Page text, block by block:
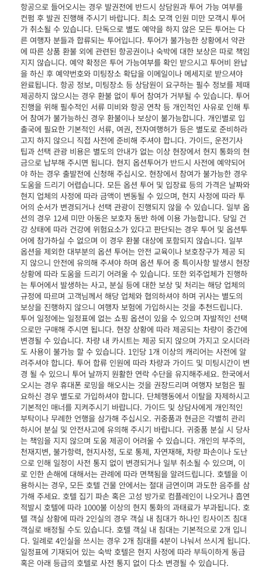
항공으로 들어오시는 경우 발권전에 반드시 상담원과 투어 가능 여부를
컨펌 후 발권 진행해 주시기 바랍니다. 최소 모객 인원 미만 모객시 투어
가 취소될 수 있습니다. 단독으로 별도 예약을 하지 않은 모든 투어는 다
른 여행자 분들과 합류되는 투어입니다. 투어가 불가능한 상황에서 약관
에 따른 상품 환불 외에 관련된 항공권이나 숙박에 대한 보상은 따로 책임
지지 않습니다. 예약 확정은 투어 가능여부를 확인 받으시고 투어비 완납
을 하신 후 예약번호와 미팅장소 확답을 이메일이나 메세지로 받으셔야
완료됩니다. 항공 정보, 미팅장소 등 상담원이 요구하는 필수 정보를 제때
제공하지 않으시는 경우 환불 없이 투어 참여가 거부될 수 있습니다. 투어
진행을 위해 필수적인 서류 미비와 항공 연착 등 개인적인 사유로 인해 투
어 참여가 불가능하신 경우 환불이나 보상이 불가능합니다. 개인별로 입
출국에 필요한 기본적인 서류, 여권, 전자여행허가 등은 별도로 준비하라
고지 하지 않으니 직접 사전에 준비해 주셔야 합니다. 가이드, 운전기사
팁과 선택 관광 비용은 별도의 안내가 없는 이상 현장에서 현지 통화의 현
금으로 납부해 주시면 됩니다. 현지 옵션투어가 반드시 사전에 예약되어
야 하는 경우 출발전에 신청해 주십시오. 현장에서 참여가 불가능한 경우
도움을 드리기 어렵습니다. 모든 옵션 투어 및 입장료 등의 가격은 날짜와
현지 업체의 사정에 따라 금액이 변동될 수 있으며, 현지 사정에 따라 투
어의 순서가 변경되거나 선택 관광이 진행되지 않을 수 있습니다. 일부 옵
션의 경우 12세 미만 아동은 보호자 동반 하에 이용 가능합니다. 당일 건
강 상태에 따라 건강에 위험요소가 있다고 판단되는 경우 투어 및 옵션투
어에 참가하실 수 없으며 이 경우 환불 대상에 포함되지 않습니다. 일부
옵션을 제외한 대부분의 옵션 투어는 안전 교육이나 보호장구가 제공 되
지 않으니 안전에 유의해 주셔야 하며 옵션 투어 중 특이사항 발생시 현장
상황에 따라 도움을 드리기 어려울 수 있습니다. 또한 외주업체가 진행하
는 투어에서 발생하는 사고, 분실 등에 대한 보상 및 처리는 해당 업체의
규정에 따르며 고객님께서 해당 업체와 협의하셔야 하며 귀사는 별도의
보상을 진행하지 않으니 여행자 보험에 가입하시는 것을 추천드립니다.
투어 일정에는 일정표에 없는 쇼핑 옵션이 있을 수 있으며 자발적인 선택
으로만 구매해 주시면 됩니다. 현장 상황에 따라 제공되는 차량이 중간에
변경될 수 있습니다. 차량 내 카시트는 제공 되지 않으며 가지고 오시더라
도 사용이 불가능 할 수 있습니다. 1인당 1개 이상의 캐리어는 사전에 알
려주셔야 합니다. 투어 합류 인원에 따라 차량과 가이드 및 미팅시간이 변
경 될 수 있으니 투어 날까지 원활한 연락 수단을 유지해주세요. 한국에서
오시는 경우 휴대폰 로밍을 해오시는 것을 권장드리며 여행자 보험은 필
요하신 경우 별도로 가입하셔야 합니다. 단체행동에서 이탈을 자제하시고
기본적인 매너를 지켜주시기 바랍니다. 가이드 및 상담사에게 개인적인
부탁이나 무례한 언행을 삼가해 주십시오. 귀중품과 현금은 각별히 관리
하시어 분실 및 안전사고에 유의해 주시기 바랍니다. 귀중품 분실 시 당사
는 책임을 지지 않으며 도움 제공이 어려울 수 있습니다. 개인의 부주의,
천재지변, 불가항력, 현지사정, 도로 통제, 자연재해, 차량 파손이나 도난
으로 인해 일정이 사전 통지 없이 변경되거나 일부 취소될 수 있으며, 이
로 인한 손해에 대해서는 관례에 따라 면책됨을 알려드립니다. 호텔을 이
용하시는 경우, 모든 호텔 건물 안에서는 절대 금연이며 과도한 음주를 삼
가해 주세요. 호텔 집기 파손 혹은 고성 방가로 컴플레인이 나오거나 흡연
적발시 호텔에 따라 1000불 이상의 현지 통화의 과태료가 부과됩니다. 호
텔 객실 상황에 따라 2인실의 경우 객실 내 침대가 하나인 킹사이즈 침대
객실로 배정될 수도 있습니다. 호텔 객실 내 침대는 기본적으로 2개 입니
다. 일례로 4인실을 쓰시는 경우 2개 침대를 4분이 나눠서 쓰시게 됩니다.
일정표에 기재되어 있는 숙박 호텔은 현지 사정에 따라 부득이하게 동급
혹은 아래 등급의 호텔로 사전 통지 없이 다소 변경될 수 있습니다.